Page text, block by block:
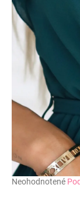
Priemerné
Neohodnotené